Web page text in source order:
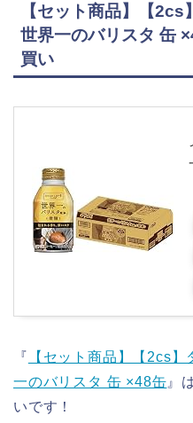
【セット商品】【
世界一のバリスタ 缶
買い
『
【セット商品】【2cs
一のバリスタ 缶 ×48缶 』
いです！